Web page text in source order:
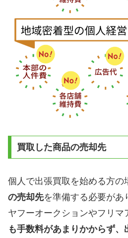
買取した商品の売却先
個人で出張買取を始める方の
の売却先を準備する必要があ
ヤフーオークションやフリマ
も手数料があまりかからず、